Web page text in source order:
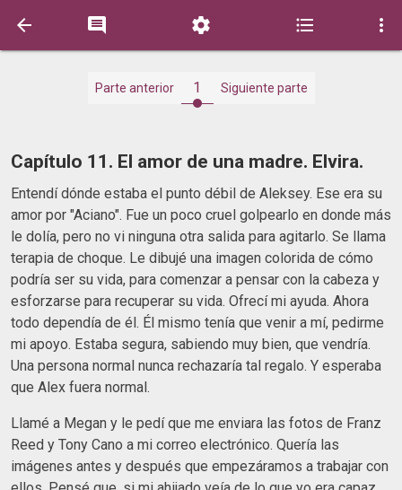
    
Parte anterior 1 Siguiente parte
Capítulo 11. El amor de una madre. Elvira.
Entendí dónde estaba el punto débil de Aleksey. Ese era su
amor por "Aciano". Fue un poco cruel golpearlo en donde más
le dolía, pero no vi ninguna otra salida para agitarlo. Se llama
terapia de choque. Le dibujé una imagen colorida de cómo
podría ser su vida, para comenzar a pensar con la cabeza y
esforzarse para recuperar su vida. Ofrecí mi ayuda. Ahora
todo dependía de él. Él mismo tenía que venir a mí, pedirme
mi apoyo. Estaba segura, sabiendo muy bien, que vendría.
Una persona normal nunca rechazaría tal regalo. Y esperaba
que Alex fuera normal.
Llamé a Megan y le pedí que me enviara las fotos de Franz
Reed y Tony Cano a mi correo electrónico. Quería las
imágenes antes y después que empezáramos a trabajar con